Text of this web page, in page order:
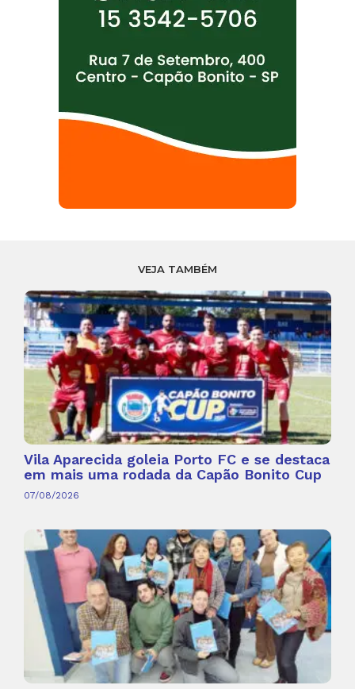
VEJA TAMBÉM
Vila Aparecida goleia Porto FC e se destaca
em mais uma rodada da Capão Bonito Cup
07/08/2026